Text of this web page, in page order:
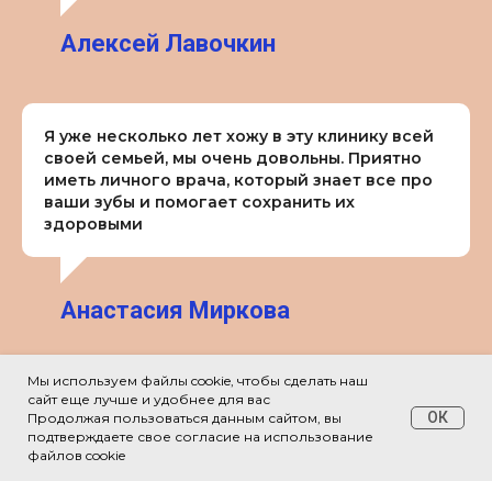
Алексей Лавочкин
Я уже несколько лет хожу в эту клинику всей
своей семьей, мы очень довольны. Приятно
иметь личного врача, который знает все про
ваши зубы и помогает сохранить их
здоровыми
Анастасия Миркова
Мы используем файлы cookie, чтобы сделать наш
сайт еще лучше и удобнее для вас
Продолжая пользоваться данным сайтом, вы
подтверждаете свое согласие на использование
файлов cookie
ОК